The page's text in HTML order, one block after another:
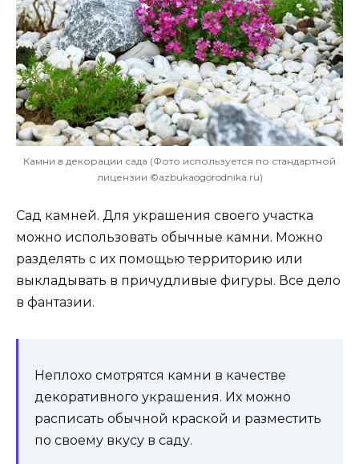
Камни в декорации сада (Фото используется по стандартной
лицензии ©azbukaogorodnika.ru)
Сад камней. Для украшения своего участка
можно использовать обычные камни. Можно
разделять с их помощью территорию или
выкладывать в причудливые фигуры. Все дело
в фантазии.
Неплохо смотрятся камни в качестве
декоративного украшения. Их можно
расписать обычной краской и разместить
по своему вкусу в саду.